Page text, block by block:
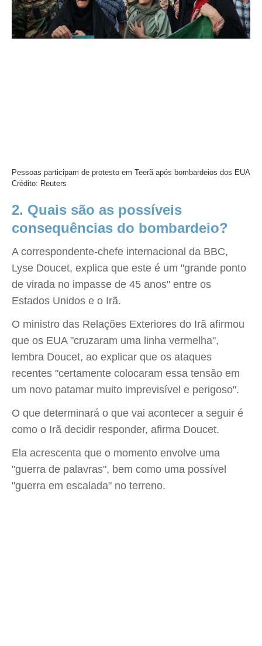
Pessoas participam de protesto em Teerã após bombardeios dos EUA
Crédito: Reuters
2. Quais são as possíveis
consequências do bombardeio?
A correspondente-chefe internacional da BBC,
Lyse Doucet, explica que este é um "grande ponto
de virada no impasse de 45 anos" entre os
Estados Unidos e o Irã.
O ministro das Relações Exteriores do Irã afirmou
que os EUA "cruzaram uma linha vermelha",
lembra Doucet, ao explicar que os ataques
recentes "certamente colocaram essa tensão em
um novo patamar muito imprevisível e perigoso".
O que determinará o que vai acontecer a seguir é
como o Irã decidir responder, afirma Doucet.
Ela acrescenta que o momento envolve uma
"guerra de palavras", bem como uma possível
"guerra em escalada" no terreno.